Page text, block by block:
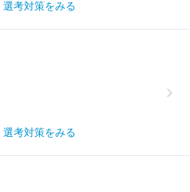
選考対策をみる
選考対策をみる